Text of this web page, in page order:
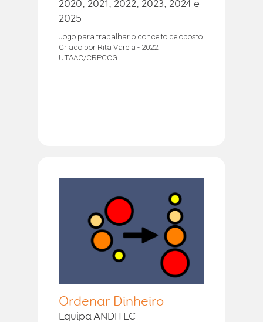
2020, 2021, 2022, 2023, 2024 e
2025
Jogo para trabalhar o conceito de oposto.
Criado por Rita Varela - 2022
UTAAC/CRPCCG
Ordenar Dinheiro
Equipa ANDITEC